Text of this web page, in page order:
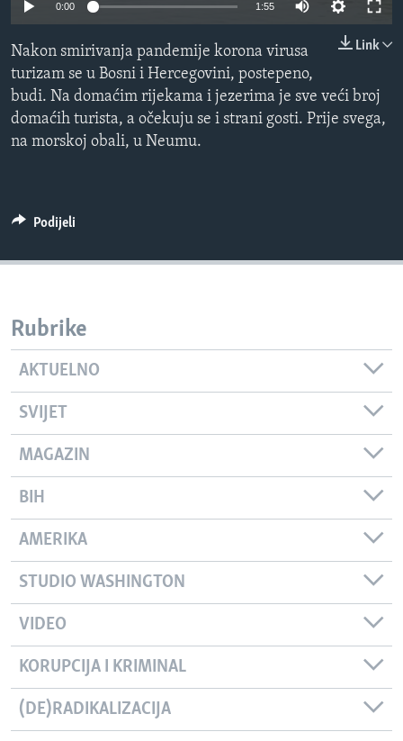
MAGAZIN
O GLASU AMERIKE
Learning English
PRATITE NAS
Jezici
0:00 1:55
Link
Nakon smirivanja pandemije korona virusa
turizam se u Bosni i Hercegovini, postepeno,
budi. Na domaćim rijekama i jezerima je sve veći broj
domaćih turista, a očekuju se i strani gosti. Prije svega,
na morskoj obali, u Neumu.
Podijeli
Rubrike
AKTUELNO
SVIJET
MAGAZIN
BIH
AMERIKA
STUDIO WASHINGTON
VIDEO
KORUPCIJA I KRIMINAL
(DE)RADIKALIZACIJA